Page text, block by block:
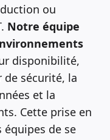
ou
Notre équipe
disponibilité,
de sécurité, la
et la
Cette prise en
équipes de se